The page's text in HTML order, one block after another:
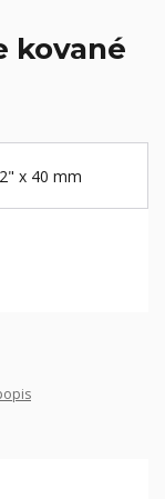
kované